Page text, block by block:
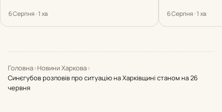
6 Серпня · 1 хв 6 Серпня · 1 хв
Головна›Новини Харкова›
Синєгубов розповів про ситуацію на Харківщині станом на 26
червня